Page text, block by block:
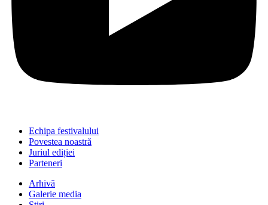
Echipa festivalului
Povestea noastră
Juriul ediției
Parteneri
Arhivă
Galerie media